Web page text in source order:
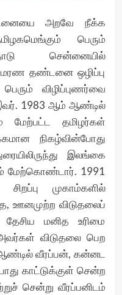
அறவே நீக்க
பெரும்
சென்னையில்
மரண தண்டனை ஒழிப்பு
விழிப்புணர்வை
1983 ஆம் ஆண்டில்
மேற்பட்ட தமிழர்கள்
நிகழ்வின்போது
இலங்கை
மேற்கொண்டார். 1991
முகாம்களில்
ஊனமுற்ற விடுதலைப்
தேசிய மனித உரிமை
விடுதலை பெற
ஆண்டில் வீரப்பன், கன்னட
காட்டுக்குள் சென்ற
சென்று வீரப்பனிடம்